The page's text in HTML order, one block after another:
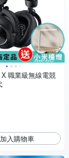
職業級無線電競
加入購物車